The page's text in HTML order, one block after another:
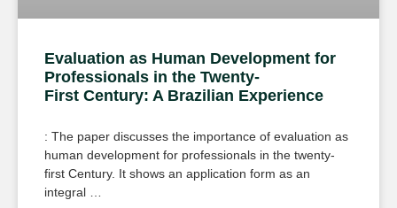
Evaluation as Human Development for
Professionals in the Twenty-
First Century: A Brazilian Experience
: The paper discusses the importance of evaluation as
human development for professionals in the twenty-
first Century. It shows an application form as an
integral …